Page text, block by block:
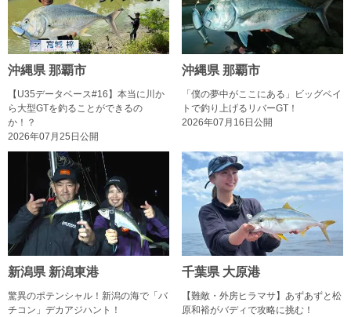
沖縄県 那覇市
【U35データベース#16】本当に川か
ら大型GTを釣ることができるの
か！？
2026年07月25日公開
沖縄県 那覇市
「僕の夢中がここにある」ビッグベイ
トで釣り上げるリバーGT！
2026年07月16日公開
新潟県 新潟東港
驚異のポテンシャル！新潟の海で「バ
チコン」デカアジハント！
千葉県 大原港
【難敵・外房ヒラマサ】あずあずと松
原和裕がバディで攻略に挑む！